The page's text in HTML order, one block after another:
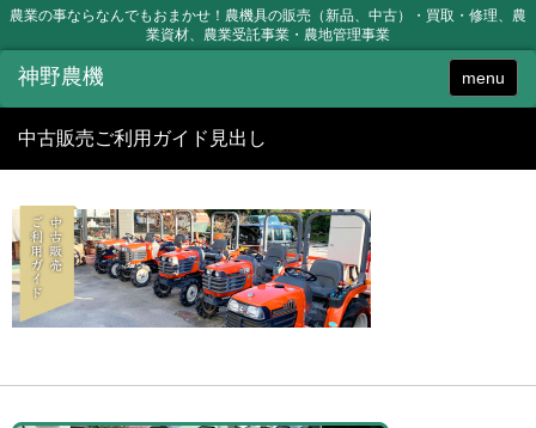
農業の事ならなんでもおまかせ！農機具の販売（新品、中古）・買取・修理、農
業資材、農業受託事業・農地管理事業
menu
中古販売ご利用ガイド見出し